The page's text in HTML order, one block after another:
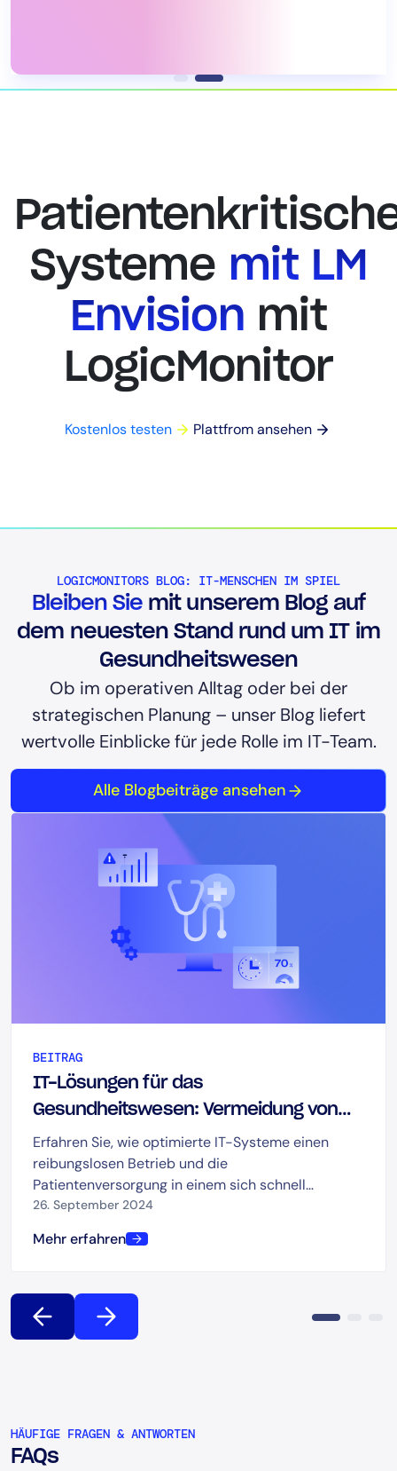
Systeme mit LM
Envision mit
LogicMonitor
Kostenlos testen Plattfrom ansehen
LOGICMONITORS BLOG: IT-MENSCHEN IM SPIEL
Bleiben Sie mit unserem Blog auf
dem neuesten Stand rund um IT im
Gesundheitswesen
Ob im operativen Alltag oder bei der
strategischen Planung – unser Blog liefert
wertvolle Einblicke für jede Rolle im IT-Team.
Alle Blogbeiträge ansehen
BEITRAG
IT-Lösungen für das
Gesundheitswesen: Vermeidung von
Ausfallzeiten inmitten wachsender
Komplexität
Erfahren Sie, wie optimierte IT-Systeme einen
reibungslosen Betrieb und die
Patientenversorgung in einem sich schnell
entwickelnden Gesundheitswesen sicherstellen.
26. September 2024
Mehr erfahren
HÄUFIGE FRAGEN & ANTWORTEN
FAQs